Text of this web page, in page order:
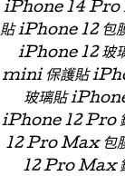
iPhone 14 Pro
貼 iPhone 12 包
iPhone 12 玻
mini 保護貼
玻璃貼
iPhone 12 Pro
12 Pro Max 包
12 Pro Max